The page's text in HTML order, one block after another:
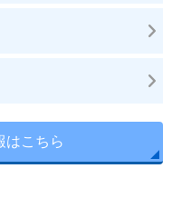
はこちら